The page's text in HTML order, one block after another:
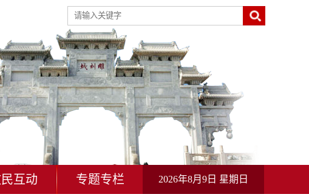
互动 专题专栏 2026年8月9日 星期日